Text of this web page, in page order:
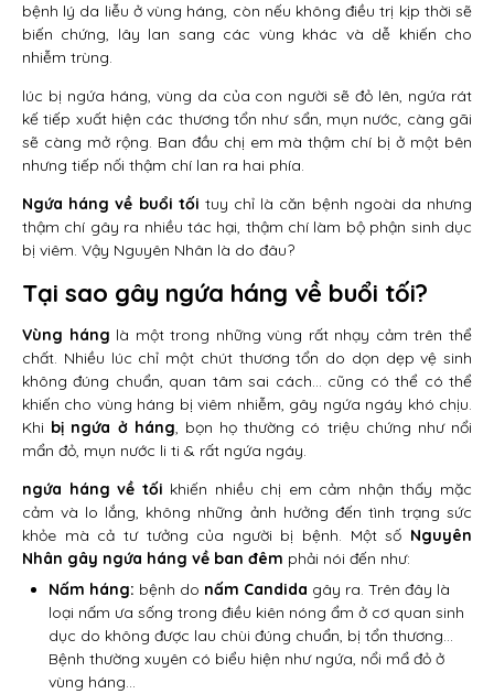
bệnh lý da liễu ở vùng háng, còn nếu không điều trị kịp thời sẽ
biến chứng, lây lan sang các vùng khác và dễ khiến cho
nhiễm trùng.
lúc bị ngứa háng, vùng da của con người sẽ đỏ lên, ngứa rát
kế tiếp xuất hiện các thương tổn như sẩn, mụn nước, càng gãi
sẽ càng mở rộng. Ban đầu chị em mà thậm chí bị ở một bên
nhưng tiếp nối thậm chí lan ra hai phía.
Ngứa háng về buổi tối tuy chỉ là căn bệnh ngoài da nhưng
thậm chí gây ra nhiều tác hại, thậm chí làm bộ phận sinh dục
bị viêm. Vậy Nguyên Nhân là do đâu?
Tại sao gây ngứa háng về buổi tối?
Vùng háng là một trong những vùng rất nhạy cảm trên thể
chất. Nhiều lúc chỉ một chút thương tổn do dọn dẹp vệ sinh
không đúng chuẩn, quan tâm sai cách… cũng có thể có thể
khiến cho vùng háng bị viêm nhiễm, gây ngứa ngáy khó chịu.
Khi bị ngứa ở háng, bọn họ thường có triệu chứng như nổi
mẩn đỏ, mụn nước li ti & rất ngứa ngáy.
ngứa háng về tối khiến nhiều chị em cảm nhận thấy mặc
cảm và lo lắng, không những ảnh hưởng đến tình trạng sức
khỏe mà cả tư tưởng của người bị bệnh. Một số Nguyên
Nhân gây ngứa háng về ban đêm phải nói đến như:
Nấm háng: bệnh do nấm Candida gây ra. Trên đây là
loại nấm ưa sống trong điều kiên nóng ẩm ở cơ quan sinh
dục do không được lau chùi đúng chuẩn, bị tổn thương…
Bệnh thường xuyên có biểu hiện như ngứa, nổi mẩ đỏ ở
vùng háng…